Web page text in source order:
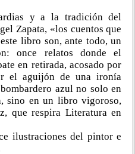
y a la tradición del
Zapata, «los cuentos que
libro son, ante todo, un
once relatos donde el
en retirada, acosado por
el aguijón de una ironía
azul no solo en
sino en un libro vigoroso,
que respira Literatura en
ilustraciones del pintor e